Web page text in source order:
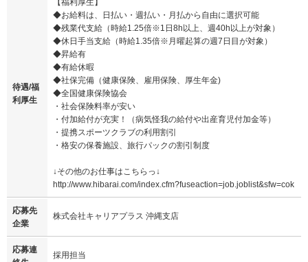
待遇/福
利厚生
【福利厚生】
◆お給料は、日払い・週払い・月払から自由に選択可能
◆残業代支給（時給1.25倍※1日8h以上、週40h以上が対象）
◆休日手当支給（時給1.35倍※月曜起算の週7日目が対象）
◆昇給有
◆有給休暇
◆社保完備（健康保険、雇用保険、厚生年金)
◆全国健康保険協会
・社会保険料率が安い
・付加給付が充実！（病気怪我の給付や出産育児付加金等）
・提携スポーツクラブの利用割引
・格安の保養施設、旅行パックの割引制度
↓その他のお仕事はこちらっ↓
http://www.hibarai.com/index.cfm?fuseaction=job.joblist&sfw=cok
応募先
企業
株式会社キャリアプラス 沖縄支店
応募連
採用担当